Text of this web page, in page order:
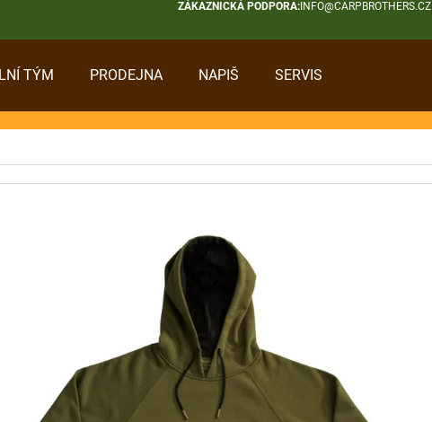
ZÁKAZNICKÁ PODPORA:INFO@CARPBROTHERS.CZ
TÝM PRODEJNA NAPIŠ SERVIS
NAJÍT?
HLEDAT